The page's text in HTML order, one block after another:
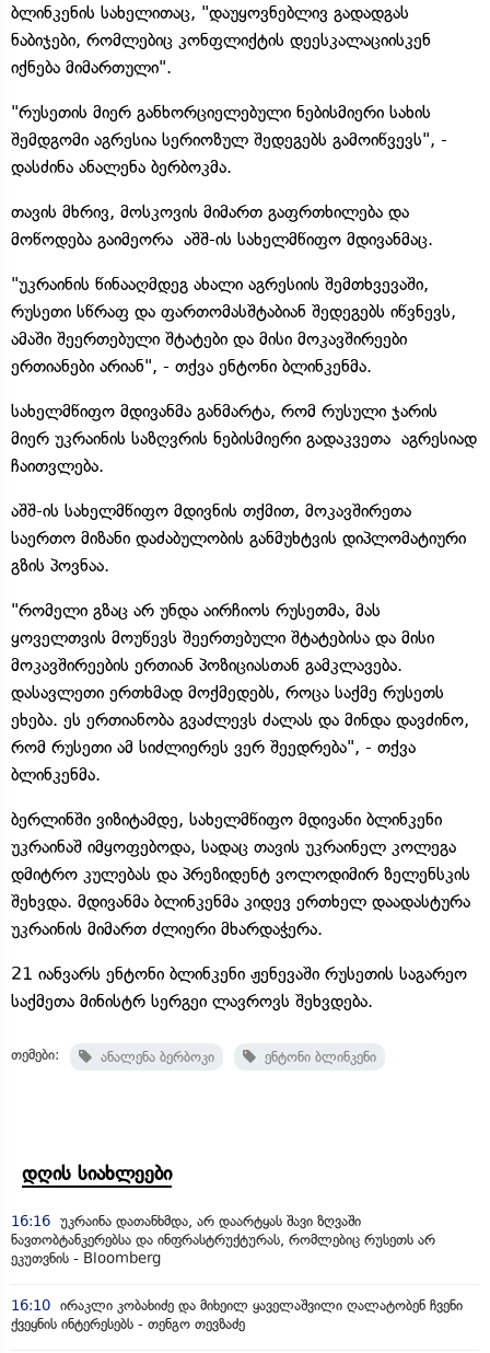
ბლინკენის სახელითაც, "დაუყოვნებლივ გადადგას
ნაბიჯები, რომლებიც კონფლიქტის დეესკალაციისკენ
იქნება მიმართული".
"რუსეთის მიერ განხორციელებული ნებისმიერი სახის
შემდგომი აგრესია სერიოზულ შედეგებს გამოიწვევს", -
დასძინა ანალენა ბერბოკმა.
თავის მხრივ, მოსკოვის მიმართ გაფრთხილება და
მოწოდება გაიმეორა აშშ-ის სახელმწიფო მდივანმაც.
"უკრაინის წინააღმდეგ ახალი აგრესიის შემთხვევაში,
რუსეთი სწრაფ და ფართომასშტაბიან შედეგებს იწვნევს,
ამაში შეერთებული შტატები და მისი მოკავშირეები
ერთიანები არიან", - თქვა ენტონი ბლინკენმა.
სახელმწიფო მდივანმა განმარტა, რომ რუსული ჯარის
მიერ უკრაინის საზღვრის ნებისმიერი გადაკვეთა აგრესიად
ჩაითვლება.
აშშ-ის სახელმწიფო მდივნის თქმით, მოკავშირეთა
საერთო მიზანი დაძაბულობის განმუხტვის დიპლომატიური
გზის პოვნაა.
"რომელი გზაც არ უნდა აირჩიოს რუსეთმა, მას
ყოველთვის მოუწევს შეერთებული შტატებისა და მისი
მოკავშირეების ერთიან პოზიციასთან გამკლავება.
დასავლეთი ერთხმად მოქმედებს, როცა საქმე რუსეთს
ეხება. ეს ერთიანობა გვაძლევს ძალას და მინდა დავძინო,
რომ რუსეთი ამ სიძლიერეს ვერ შეედრება", - თქვა
ბლინკენმა.
ბერლინში ვიზიტამდე, სახელმწიფო მდივანი ბლინკენი
უკრაინაშ იმყოფებოდა, სადაც თავის უკრაინელ კოლეგა
დმიტრო კულებას და პრეზიდენტ ვოლოდიმირ ზელენსკის
შეხვდა. მდივანმა ბლინკენმა კიდევ ერთხელ დაადასტურა
უკრაინის მიმართ ძლიერი მხარდაჭერა.
21 იანვარს ენტონი ბლინკენი ჟენევაში რუსეთის საგარეო
საქმეთა მინისტრ სერგეი ლავროვს შეხვდება.
თემები: ანალენა ბერბოკი ენტონი ბლინკენი
დღის სიახლეები
16:16 უკრაინა დათანხმდა, არ დაარტყას შავი ზღვაში
ნავთობტანკერებსა და ინფრასტრუქტურას, რომლებიც რუსეთს არ
ეკუთვნის - Bloomberg
16:10 ირაკლი კობახიძე და მიხეილ ყაველაშვილი ღალატობენ ჩვენი
ქვეყნის ინტერესებს - თენგო თევზაძე